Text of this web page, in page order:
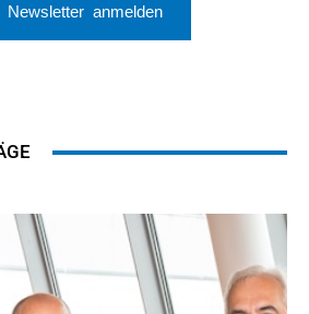
Newsletter anmelden